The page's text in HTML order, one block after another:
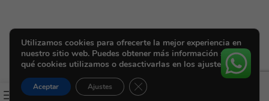
Utilizamos cookies para ofrecerte la mejor experiencia en
nuestro sitio web. Puedes obtener más información sobre
qué cookies utilizamos o desactivarlas en los ajustes.
Aceptar Ajustes Cerrar el banner de cookies RGPD